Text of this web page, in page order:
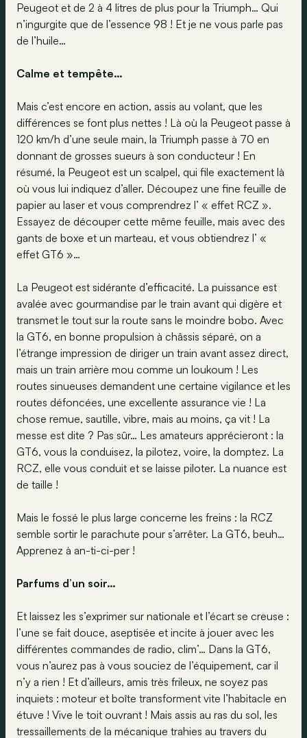
Peugeot et de 2 à 4 litres de plus pour la Triumph… Qui
n’ingurgite que de l’essence 98 ! Et je ne vous parle pas
de l’huile…
Calme et tempête…
Mais c’est encore en action, assis au volant, que les
différences se font plus nettes ! Là où la Peugeot passe à
120 km/h d’une seule main, la Triumph passe à 70 en
donnant de grosses sueurs à son conducteur ! En
résumé, la Peugeot est un scalpel, qui file exactement là
où vous lui indiquez d’aller. Découpez une fine feuille de
papier au laser et vous comprendrez l’ « effet RCZ ».
Essayez de découper cette même feuille, mais avec des
gants de boxe et un marteau, et vous obtiendrez l’ «
effet GT6 »…
La Peugeot est sidérante d’efficacité. La puissance est
avalée avec gourmandise par le train avant qui digère et
transmet le tout sur la route sans le moindre bobo. Avec
la GT6, en bonne propulsion à châssis séparé, on a
l’étrange impression de diriger un train avant assez direct,
mais un train arrière mou comme un loukoum ! Les
routes sinueuses demandent une certaine vigilance et les
routes défoncées, une excellente assurance vie ! La
chose remue, sautille, vibre, mais au moins, ça vit ! La
messe est dite ? Pas sûr… Les amateurs apprécieront : la
GT6, vous la conduisez, la pilotez, voire, la domptez. La
RCZ, elle vous conduit et se laisse piloter. La nuance est
de taille !
Mais le fossé le plus large concerne les freins : la RCZ
semble sortir le parachute pour s’arrêter. La GT6, beuh…
Apprenez à an-ti-ci-per !
Parfums d’un soir…
Et laissez les s’exprimer sur nationale et l’écart se creuse :
l’une se fait douce, aseptisée et incite à jouer avec les
différentes commandes de radio, clim’… Dans la GT6,
vous n’aurez pas à vous souciez de l’équipement, car il
n’y a rien ! Et d’ailleurs, amis très frileux, ne soyez pas
inquiets : moteur et boîte transforment vite l’habitacle en
étuve ! Vive le toit ouvrant ! Mais assis au ras du sol, les
tressaillements de la mécanique trahies au travers du